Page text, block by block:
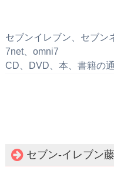
セブンイレブン、セブン
7net、omni7
CD、DVD、本、書籍の
セブン‐イレブン